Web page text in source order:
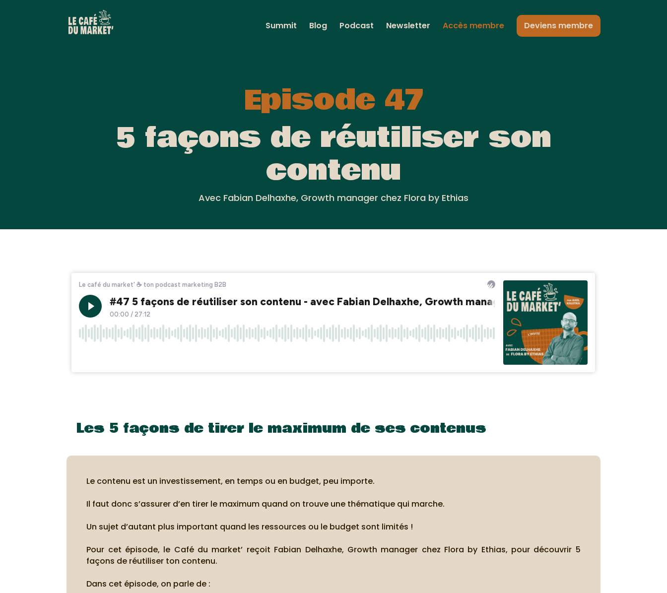
Summit Blog Podcast Newsletter Accès membre Deviens membre
Episode 47
5 façons de réutiliser son
contenu
Avec Fabian Delhaxhe, Growth manager chez Flora by Ethias
Les 5 façons de tirer le maximum de ses contenus
Le contenu est un investissement, en temps ou en budget, peu importe.
Il faut donc s’assurer d’en tirer le maximum quand on trouve une thématique qui marche.
Un sujet d’autant plus important quand les ressources ou le budget sont limités !
Pour cet épisode, le Café du market’ reçoit Fabian Delhaxhe, Growth manager chez Flora by Ethias, pour découvrir 5
façons de réutiliser ton contenu.
Dans cet épisode, on parle de :